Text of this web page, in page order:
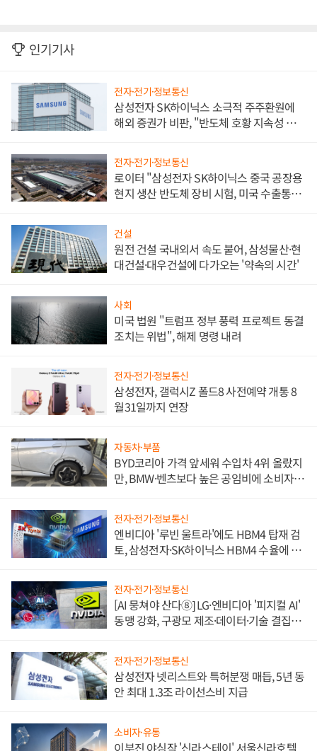
인기기사
전자·전기·정보통신
삼성전자 SK하이닉스 소극적 주주환원에
해외 증권가 비판, "반도체 호황 지속성 의
전자·전기·정보통신
로이터 "삼성전자 SK하이닉스 중국 공장용
현지 생산 반도체 장비 시험, 미국 수출통제
건설
원전 건설 국내외서 속도 붙어, 삼성물산·현
대건설·대우건설에 다가오는 '약속의 시간'
사회
미국 법원 "트럼프 정부 풍력 프로젝트 동결
조치는 위법", 해제 명령 내려
전자·전기·정보통신
삼성전자, 갤럭시Z 폴드8 사전예약 개통 8
월31일까지 연장
자동차·부품
BYD코리아 가격 앞세워 수입차 4위 올랐지
만, BMW·벤츠보다 높은 공임비에 소비자
전자·전기·정보통신
엔비디아 '루빈 울트라'에도 HBM4 탑재 검
토, 삼성전자·SK하이닉스 HBM4 수율에 주
전자·전기·정보통신
[AI 뭉쳐야 산다⑧] LG·엔비디아 '피지컬 AI'
동맹 강화, 구광모 제조·데이터·기술 결집
전자·전기·정보통신
삼성전자 넷리스트와 특허분쟁 매듭, 5년 동
안 최대 1.3조 라이선스비 지급
소비자·유통
이부진 야심작 '신라스테이' 서울신라호텔